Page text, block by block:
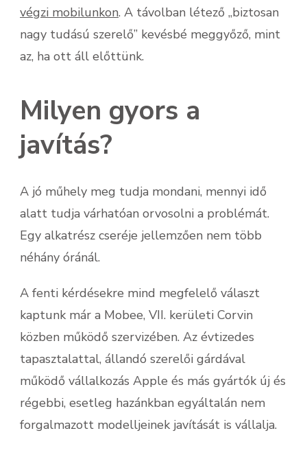
végzi mobilunkon. A távolban létező „biztosan
nagy tudású szerelő” kevésbé meggyőző, mint
az, ha ott áll előttünk.
Milyen gyors a
javítás?
A jó műhely meg tudja mondani, mennyi idő
alatt tudja várhatóan orvosolni a problémát.
Egy alkatrész cseréje jellemzően nem több
néhány óránál.
A fenti kérdésekre mind megfelelő választ
kaptunk már a Mobee, VII. kerületi Corvin
közben működő szervizében. Az évtizedes
tapasztalattal, állandó szerelői gárdával
működő vállalkozás Apple és más gyártók új és
régebbi, esetleg hazánkban egyáltalán nem
forgalmazott modelljeinek javítását is vállalja.